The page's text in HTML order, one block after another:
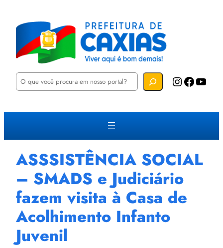
P
u
a
Instagram Facebook YouTube
ASSSISTÊNCIA SOCIAL
– SMADS e Judiciário
fazem visita à Casa de
Acolhimento Infanto
Juvenil